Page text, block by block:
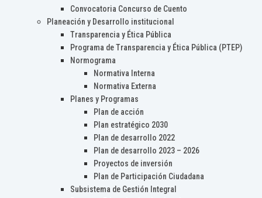
Convocatoria Concurso de Cuento
Planeación y Desarrollo institucional
Transparencia y Ética Pública
Programa de Transparencia y Ética Pública (PTEP)
Normograma
Normativa Interna
Normativa Externa
Planes y Programas
Plan de acción
Plan estratégico 2030
Plan de desarrollo 2022
Plan de desarrollo 2023 – 2026
Proyectos de inversión
Plan de Participación Ciudadana
Subsistema de Gestión Integral